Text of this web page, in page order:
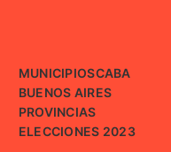
MUNICIPIOSCABA
BUENOS AIRES
PROVINCIAS
ELECCIONES 2023